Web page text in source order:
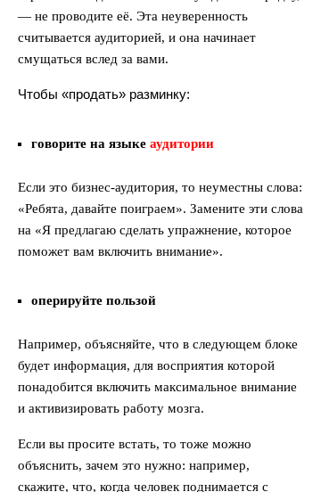
— не проводите её. Эта неуверенность
считывается аудиторией, и она начинает
смущаться вслед за вами.
Чтобы «продать» разминку:
говорите на языке аудитории
Если это бизнес-аудитория, то неуместны слова:
«Ребята, давайте поиграем». Замените эти слова
на «Я предлагаю сделать упражнение, которое
поможет вам включить внимание».
оперируйте пользой
Например, объясняйте, что в следующем блоке
будет информация, для восприятия которой
понадобится включить максимальное внимание
и активизировать работу мозга.
Если вы просите встать, то тоже можно
объяснить, зачем это нужно: например,
скажите, что, когда человек поднимается с